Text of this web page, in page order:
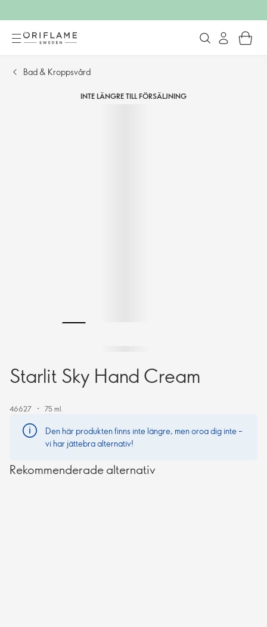
Bad & Kroppsvård
INTE LÄNGRE TILL FÖRSÄLJNING
Starlit Sky Hand Cream
46627 75 ml.
Den här produkten finns inte längre, men oroa dig inte –
vi har jättebra alternativ!
Rekommenderade alternativ